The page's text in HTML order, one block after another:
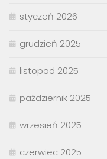
styczeń 2026
grudzień 2025
listopad 2025
październik 2025
wrzesień 2025
czerwiec 2025